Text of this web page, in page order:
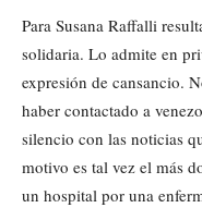
Para Susana Raffalli
solidaria. Lo admite en
expresión de cansancio.
haber contactado a
silencio con las noticias
motivo es tal vez el más
un hospital por una